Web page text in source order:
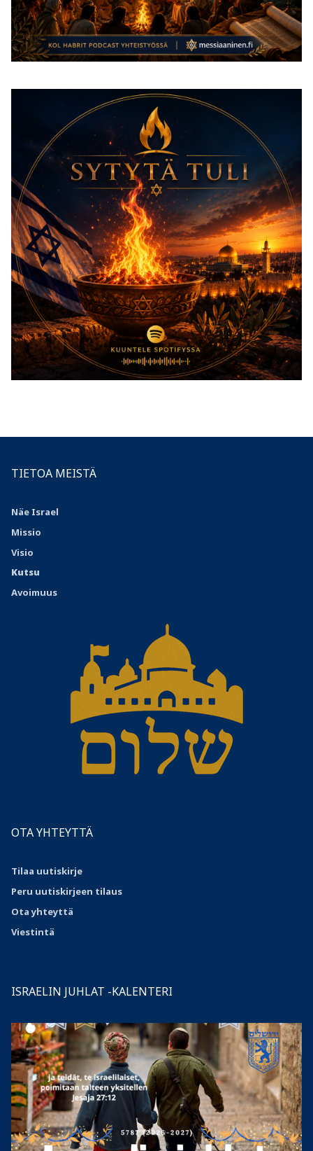
TIETOA MEISTÄ
Näe Israel
Missio
Visio
Kutsu
Avoimuus
OTA YHTEYTTÄ
Tilaa uutiskirje
Peru uutiskirjeen tilaus
Otayhteyttä
Viestintä
ISRAELIN JUHLAT -KALENTERI